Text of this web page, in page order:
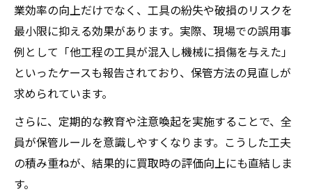
管理ラベルや点検履歴が評価ポイントに直
結
事故防止に役立つ保管法のポイント紹介
工作機械買取にも有効な事故防止策の導入
法
誤操作防止のための収納ルール徹底手順
防護措置と保管法で現場事故ゼロを目指す
日常点検と保管ラベルの連携による安全管
業効率の向上だけでなく、工具の紛失や破損のリスクを
最小限に抑える効果があります。実際、現場での誤用事
例として「他工程の工具が混入し機械に損傷を与えた」
といったケースも報告されており、保管方法の見直しが
求められています。
さらに、定期的な教育や注意喚起を実施することで、全
員が保管ルールを意識しやすくなります。こうした工夫
の積み重ねが、結果的に買取時の評価向上にも直結しま
す。